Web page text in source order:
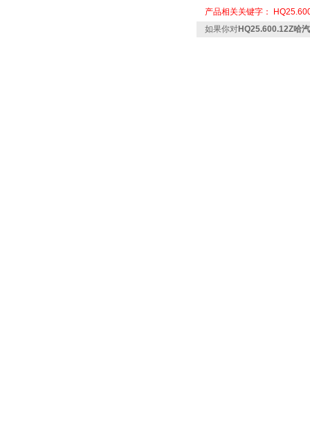
产品相关关键字：
如果你对HQ25.600.12Z哈